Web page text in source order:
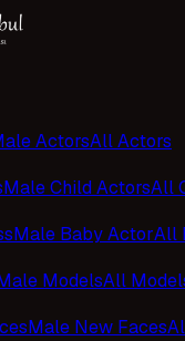
ActorsAll Actors
Male Child ActorsAll
Male Baby ActorAll
ModelsAll
Male New Faces